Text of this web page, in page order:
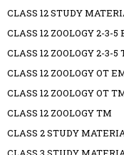
CLASS 12 STUDY
CLASS 12 ZOOLOGY 2-3-5
CLASS 12 ZOOLOGY 2-3-5
CLASS 12 ZOOLOGY OT
CLASS 12 ZOOLOGY OT
CLASS 12 ZOOLOGY TM
CLASS 2 STUDY